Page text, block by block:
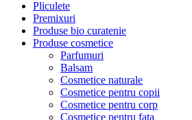
Pliculete
Premixuri
Produse bio curatenie
Produse cosmetice
Parfumuri
Balsam
Cosmetice naturale
Cosmetice pentru copii
Cosmetice pentru corp
Cosmetice pentru fata